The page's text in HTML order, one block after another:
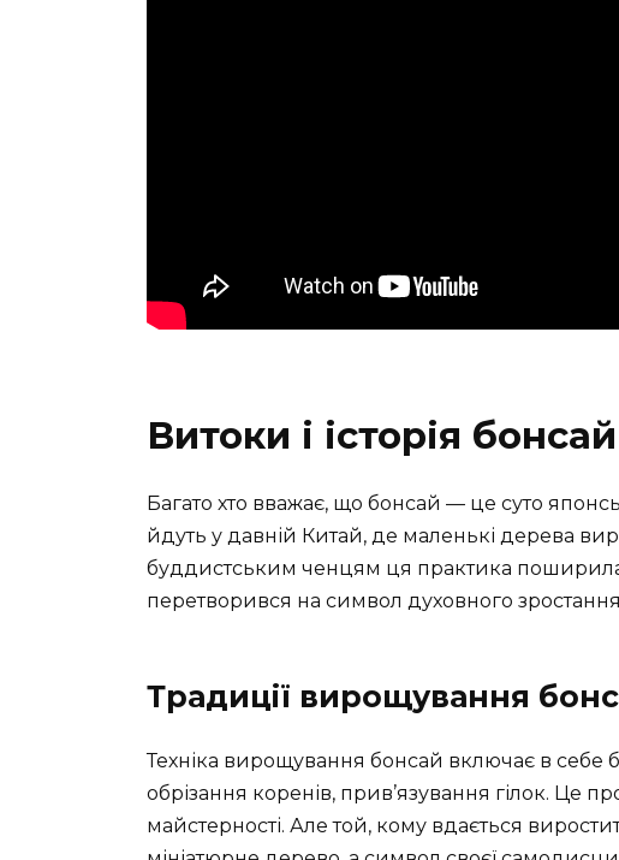
Витоки і історія бонсай
Багато хто вважає, що бонсай — це суто
йдуть у давній Китай, де маленькі дерева
буддистським ченцям ця практика
перетворився на символ духовного
Традиції вирощування
Техніка вирощування бонсай включає в себе
обрізання коренів, прив’язування гілок. Це
майстерності. Але той, кому вдається